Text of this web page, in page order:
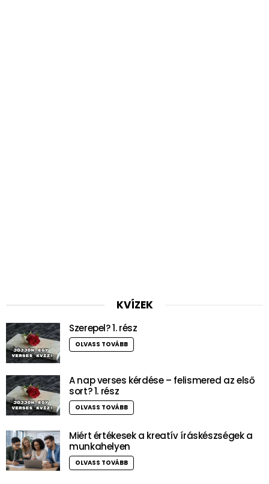
KVÍZEK
Szerepel? 1. rész
OLVASS TOVÁBB
A nap verses kérdése – felismered az első
sort? 1. rész
OLVASS TOVÁBB
Miért értékesek a kreatív íráskészségek a
munkahelyen
OLVASS TOVÁBB